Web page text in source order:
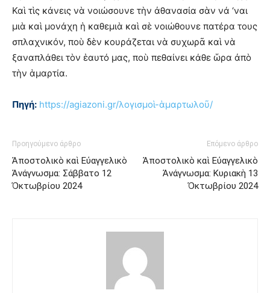
Καὶ τὶς κάνεις νὰ νοιώσουνε τὴν ἀθανασία σὰν νά ‘ναι
μιὰ καὶ μονάχη ἡ καθεμιὰ καὶ σὲ νοιώθουνε πατέρα τους
σπλαχνικόν, ποὺ δὲν κουράζεται νὰ συχωρᾶ καὶ νὰ
ξαναπλάθει τὸν ἑαυτό μας, ποὺ πεθαίνει κάθε ὥρα ἀπὸ
τὴν ἁμαρτία.
Πηγή: https://agiazoni.gr/λογισμοὶ-ἁμαρτωλοῦ/
Προηγούμενο άρθρο
Ἀποστολικὸ καὶ Εὐαγγελικὸ
Ἀνάγνωσμα: Σάββατο 12
Ὀκτωβρίου 2024
Επόμενο άρθρο
Ἀποστολικὸ καὶ Εὐαγγελικὸ
Ἀνάγνωσμα: Κυριακὴ 13
Ὀκτωβρίου 2024